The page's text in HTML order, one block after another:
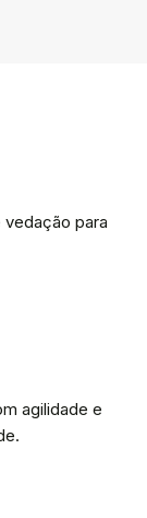
para
agilidade e